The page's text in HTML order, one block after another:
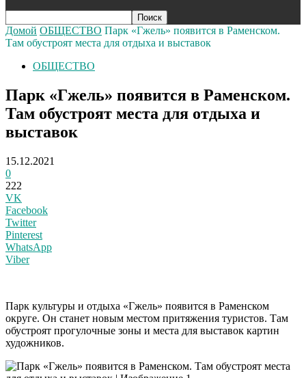
Домой ОБЩЕСТВО Парк «Гжель» появится в Раменском.
Там обустроят места для отдыха и выставок
ОБЩЕСТВО
Парк «Гжель» появится в Раменском.
Там обустроят места для отдыха и
выставок
15.12.2021
0
222
VK
Facebook
Twitter
Pinterest
WhatsApp
Viber
Парк культуры и отдыха «Гжель» появится в Раменском
округе. Он станет новым местом притяжения туристов. Там
обустроят прогулочные зоны и места для выставок картин
художников.